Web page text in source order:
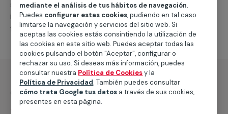
suministro de los materiales necesarios, las
intervenciones a realizar, o la mano de obra que hará
falta para completar tu proyecto.
¿Qué incluye?
mediante el análisis de tus hábitos de navegación.
Puedes configurar estas cookies, pudiendo en tal caso
limitarse la navegación y servicios del sitio web. Si
aceptas las cookies estás consintiendo la utilización de
las cookies en este sitio web. Puedes aceptar todas las
cookies pulsando el botón "Aceptar", configurar o
rechazar su uso. Si deseas más información, puedes
consultar nuestra Política de Cookiesy la
Política de Privacidad. También puedes consultar
cómo trata Google tus datos a través de sus cookies,
presentes en esta página.